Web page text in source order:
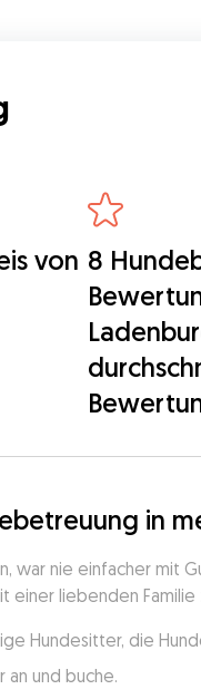
von 8
in
war nie einfacher mit
liebenden Familie
Hundesitter, die
an und buche.